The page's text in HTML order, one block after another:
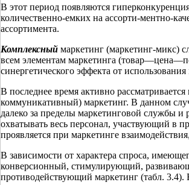
В этот период появляются
количественно-емких на ассорти-ментно-
ассортимента.
Комплексный маркетинг (маркетинг-микс)
всем элементам маркетинга
синергетического эффекта от
В последнее время активно
коммуникативный) маркетинг. В данном
далеко за пределы маркетинговой службы
охватывать весь персонал, участвующий в
проявляется при маркетинге
В зависимости от характера спроса,
конверсионный, стимулирующий,
противодействующий маркетинг (табл. 3.4).